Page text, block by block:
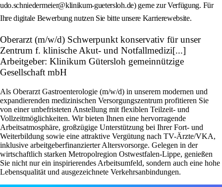
udo.schniedermeier@klinikum-guetersloh.de) gerne zur Verfügung. Für
Ihre digitale Bewerbung nutzen Sie bitte unsere Karrierewebsite.
Oberarzt (m/w/d) Schwerpunkt konservativ für unser
Zentrum f. klinische Akut- und Notfallmedizi[...]
Arbeitgeber: Klinikum Gütersloh gemeinnützige
Gesellschaft mbH
Als Oberarzt Gastroenterologie (m/w/d) in unserem modernen und
expandierenden medizinischen Versorgungszentrum profitieren Sie
von einer unbefristeten Anstellung mit flexiblen Teilzeit- und
Vollzeitmöglichkeiten. Wir bieten Ihnen eine hervorragende
Arbeitsatmosphäre, großzügige Unterstützung bei Ihrer Fort- und
Weiterbildung sowie eine attraktive Vergütung nach TV-Ärzte/VKA,
inklusive arbeitgeberfinanzierter Altersvorsorge. Gelegen in der
wirtschaftlich starken Metropolregion Ostwestfalen-Lippe, genießen
Sie nicht nur ein inspirierendes Arbeitsumfeld, sondern auch eine hohe
Lebensqualität und ausgezeichnete Verkehrsanbindungen.